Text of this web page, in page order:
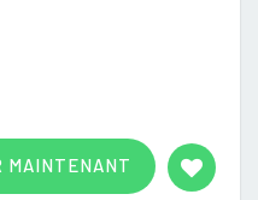
MAINTENANT